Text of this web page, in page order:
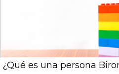
¿Qué es una persona